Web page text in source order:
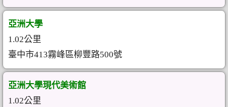
亞洲大學
1.02公里
臺中市413霧峰區柳豐路500號
亞洲大學現代美術館
1.02公里